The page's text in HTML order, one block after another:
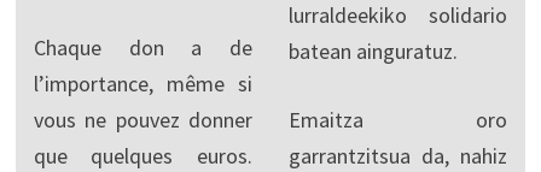
Chaque don a de
l’importance, même si
vous ne pouvez donner
que quelques euros.
lurraldeekiko solidario
batean ainguratuz.
Emaitza oro
garrantzitsua da, nahiz